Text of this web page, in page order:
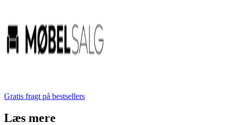
Gratis fragt på bestsellers
Læs mere